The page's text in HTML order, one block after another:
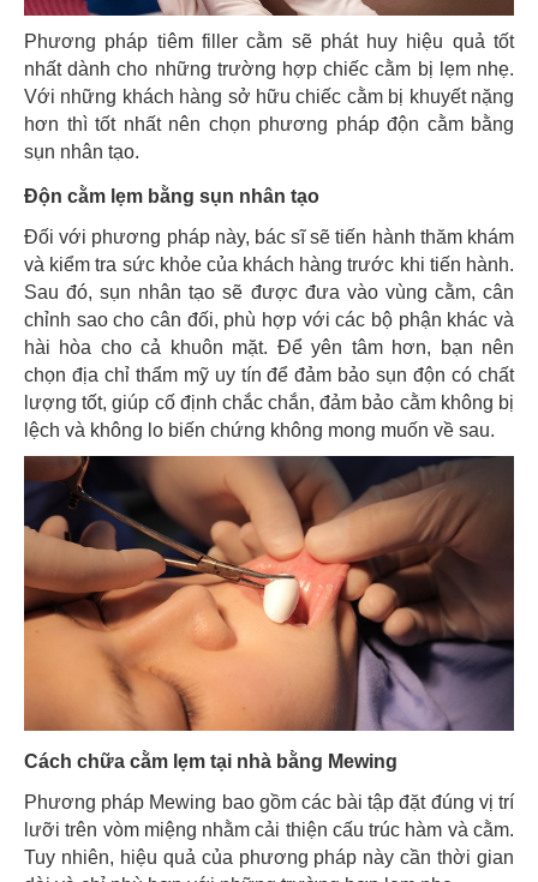
Phương pháp tiêm filler cằm sẽ phát huy hiệu quả tốt
nhất dành cho những trường hợp chiếc cằm bị lẹm nhẹ.
Với những khách hàng sở hữu chiếc cằm bị khuyết nặng
hơn thì tốt nhất nên chọn phương pháp độn cằm bằng
sụn nhân tạo.
Độn cằm lẹm bằng sụn nhân tạo
Đối với phương pháp này, bác sĩ sẽ tiến hành thăm khám
và kiểm tra sức khỏe của khách hàng trước khi tiến hành.
Sau đó, sụn nhân tạo sẽ được đưa vào vùng cằm, cân
chỉnh sao cho cân đối, phù hợp với các bộ phận khác và
hài hòa cho cả khuôn mặt. Để yên tâm hơn, bạn nên
chọn địa chỉ thẩm mỹ uy tín để đảm bảo sụn độn có chất
lượng tốt, giúp cố định chắc chắn, đảm bảo cằm không bị
lệch và không lo biến chứng không mong muốn về sau.
Cách chữa cằm lẹm tại nhà bằng Mewing
Phương pháp Mewing bao gồm các bài tập đặt đúng vị trí
lưỡi trên vòm miệng nhằm cải thiện cấu trúc hàm và cằm.
Tuy nhiên, hiệu quả của phương pháp này cần thời gian